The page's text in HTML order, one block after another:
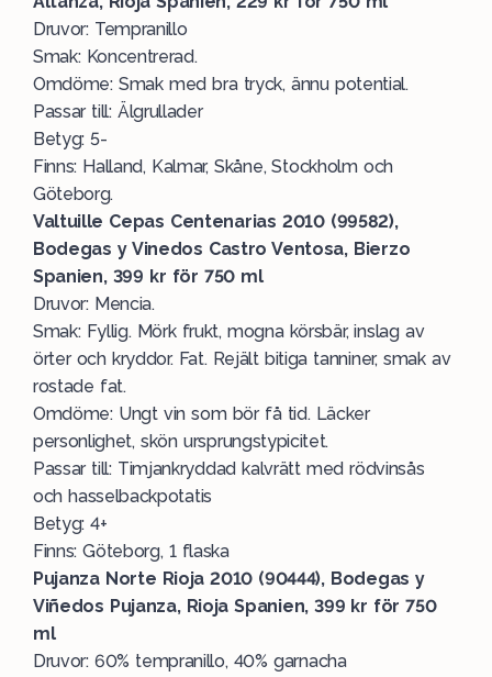
Druvor: Tempranillo
Smak: Koncentrerad.
Omdöme: Smak med bra tryck, ännu potential.
Passar till: Älgrullader
Betyg: 5-
Finns: Halland, Kalmar, Skåne, Stockholm och
Göteborg.
Valtuille Cepas Centenarias 2010 (99582),
Bodegas y Vinedos Castro Ventosa, Bierzo
Spanien, 399 kr för 750 ml
Druvor: Mencia.
Smak: Fyllig. Mörk frukt, mogna körsbär, inslag av
örter och kryddor. Fat. Rejält bitiga tanniner, smak av
rostade fat.
Omdöme: Ungt vin som bör få tid. Läcker
personlighet, skön ursprungstypicitet.
Passar till: Timjankryddad kalvrätt med rödvinsås
och hasselbackpotatis
Betyg: 4+
Finns: Göteborg, 1 flaska
Pujanza Norte Rioja 2010 (90444), Bodegas y
Viñedos Pujanza, Rioja Spanien, 399 kr för 750
ml
Druvor: 60% tempranillo, 40% garnacha